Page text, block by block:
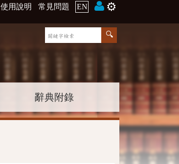
使用說明 常見問題 EN ⚙️
辭典附錄